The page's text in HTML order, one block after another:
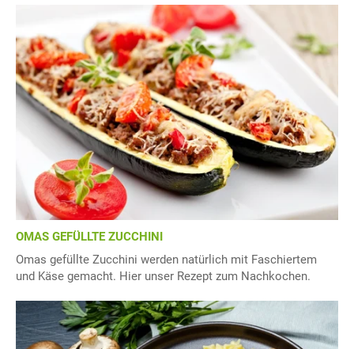
OMAS GEFÜLLTE ZUCCHINI
Omas gefüllte Zucchini werden natürlich mit Faschiertem
und Käse gemacht. Hier unser Rezept zum Nachkochen.